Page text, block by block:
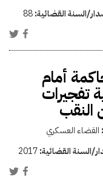
السنة القضائية:88
للمحاكمة أمام
تفجيرات
النقب
القضاء العسكري
السنة القضائية:2017